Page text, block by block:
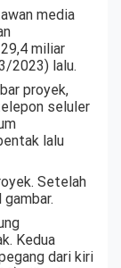
media
miliar
2023) lalu.
proyek,
seluler
lalu
Setelah
Kedua
dari kiri